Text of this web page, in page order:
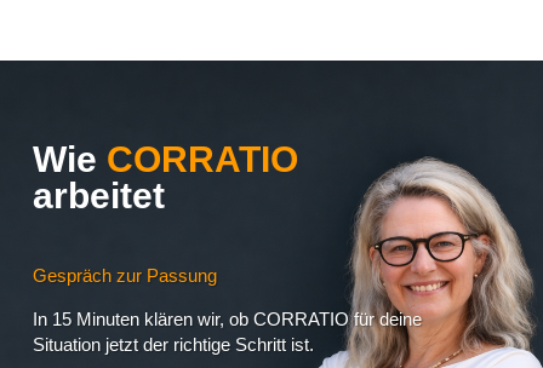
Wie CORRATIO
arbeitet
Gespräch zur Passung
In 15 Minuten klären wir, ob CORRATIOfür deine
Situation jetzt der richtige Schritt ist.